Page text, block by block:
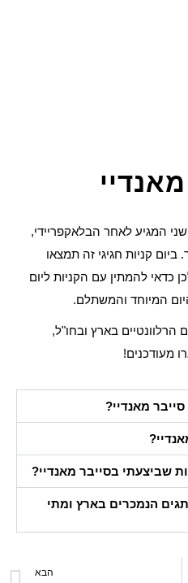
המגיע לאחר הבלאקפריידי,
קניות חגיגי זה תמצאו
כדאי להמתין עם הקניות ליום
המיוחד והמשתלם.
בארץ ובחו"ל,
מעודכנים!
מאנדיי?
שביצעתי בסייבר מאנדיי?
הנמכרים בארץ ומתי
הבא